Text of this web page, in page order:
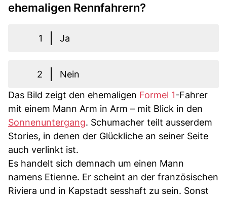
ehemaligen Rennfahrern?
1 Ja
2
Nein
Das Bild zeigt den ehemaligen Formel 1-Fahrer
mit einem Mann Arm in Arm – mit Blick in den
Sonnenuntergang. Schumacher teilt ausserdem
Stories, in denen der Glückliche an seiner Seite
auch verlinkt ist.
Es handelt sich demnach um einen Mann
namens Etienne. Er scheint an der französischen
Riviera und in Kapstadt sesshaft zu sein. Sonst